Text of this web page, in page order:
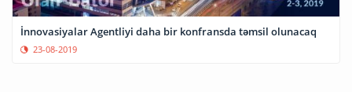
İnnovasiyalar Agentliyi daha bir konfransda təmsil olunacaq
23-08-2019